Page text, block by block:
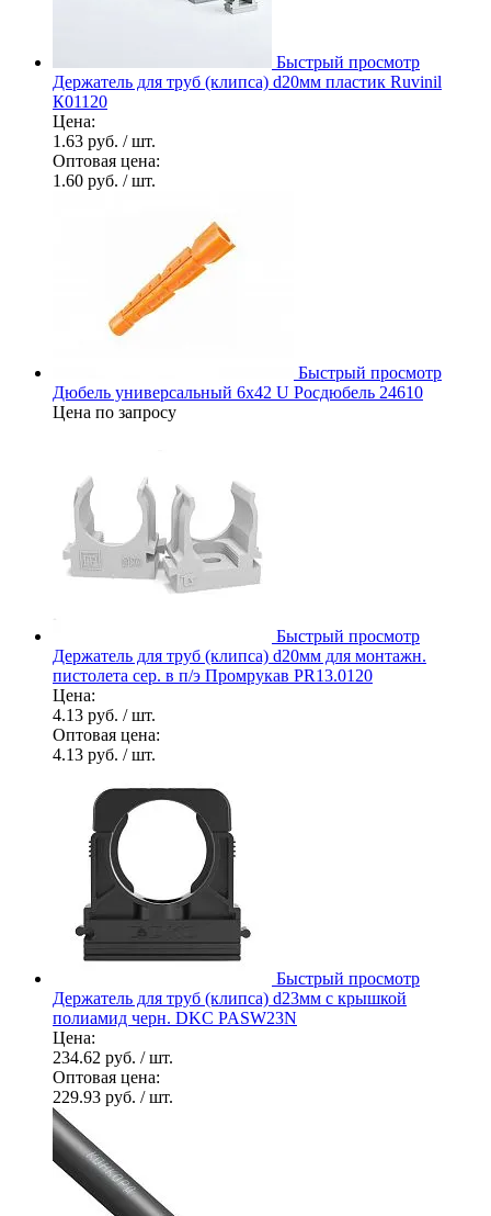
Быстрый просмотр
Держатель для труб (клипса) d20мм пластик Ruvinil
К01120
Цена:
1.63 руб. / шт.
Оптовая цена:
1.60 руб. / шт.
Быстрый просмотр
Дюбель универсальный 6х42 U Росдюбель 24610
Цена по запросу
Быстрый просмотр
Держатель для труб (клипса) d20мм для монтажн.
пистолета сер. в п/э Промрукав PR13.0120
Цена:
4.13 руб. / шт.
Оптовая цена:
4.13 руб. / шт.
Быстрый просмотр
Держатель для труб (клипса) d23мм с крышкой
полиамид черн. DKC PASW23N
Цена:
234.62 руб. / шт.
Оптовая цена:
229.93 руб. / шт.